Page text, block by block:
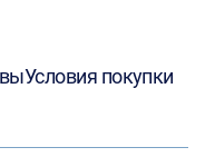
Условия покупки